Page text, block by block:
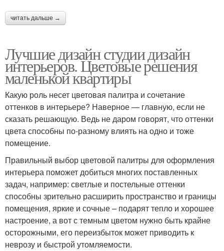
читать дальше →
Лучшие дизайн студии дизайн
интерьеров. Цветовые решения
маленькой квартиры
Какую роль несет цветовая палитра и сочетание
оттенков в интерьере? Наверное — главную, если не
сказать решающую. Ведь не даром говорят, что оттенки
цвета способны по-разному влиять на одно и тоже
помещение.
Правильный выбор цветовой палитры для оформления
интерьера поможет добиться многих поставленных
задач, например: светлые и постельные оттенки
способны зрительно расширить пространство и границы
помещения, яркие и сочные – подарят тепло и хорошее
настроение, а вот с темным цветом нужно быть крайне
осторожными, его переизбыток может приводить к
неврозу и быстрой утомляемости.